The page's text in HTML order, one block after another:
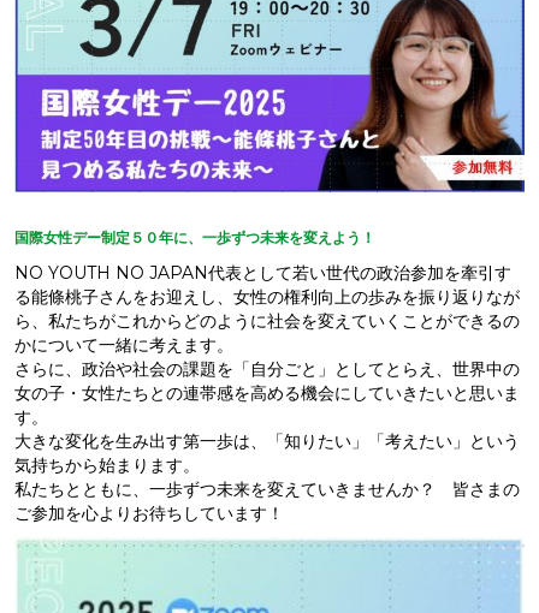
国際女性デー制定５０年に、一歩ずつ未来を変えよう！
NO YOUTH NO JAPAN代表として若い世代の政治参加を牽引す
る能條桃子さんをお迎えし、女性の権利向上の歩みを振り返りなが
ら、私たちがこれからどのように社会を変えていくことができるの
かについて一緒に考えます。
さらに、政治や社会の課題を「自分ごと」としてとらえ、世界中の
女の子・女性たちとの連帯感を高める機会にしていきたいと思いま
す。
大きな変化を生み出す第一歩は、「知りたい」「考えたい」という
気持ちから始まります。
私たちとともに、一歩ずつ未来を変えていきませんか？ 皆さまの
ご参加を心よりお待ちしています！